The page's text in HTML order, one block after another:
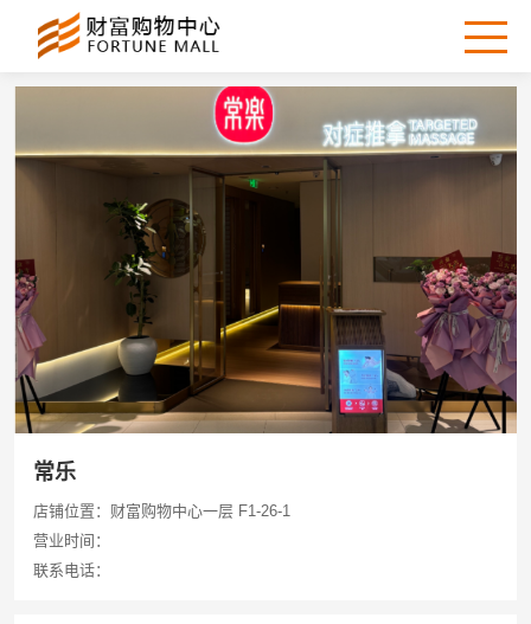
常乐
店铺位置：财富购物中心一层 F1-26-1
营业时间：
联系电话：